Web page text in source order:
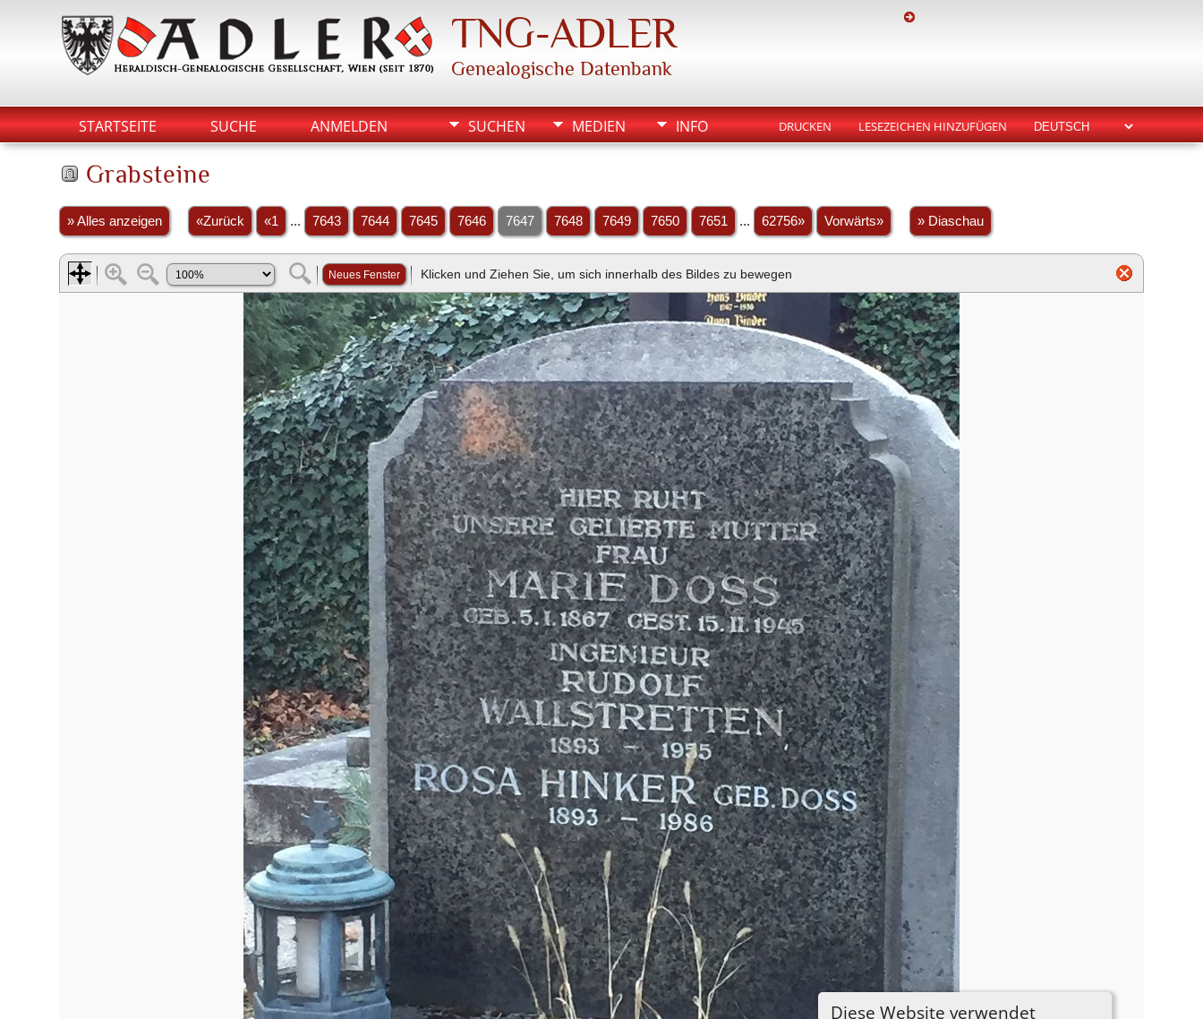
TNG-ADLER
Genealogische Datenbank
STARTSEITE SUCHE ANMELDEN SUCHEN MEDIEN INFO DRUCKEN LESEZEICHEN HINZUFÜGEN
Grabsteine
» Alles anzeigen «Zurück «1 ... 7643 7644 7645 7646 7647 7648 7649 7650 7651 ... 62756» Vorwärts» » Diaschau